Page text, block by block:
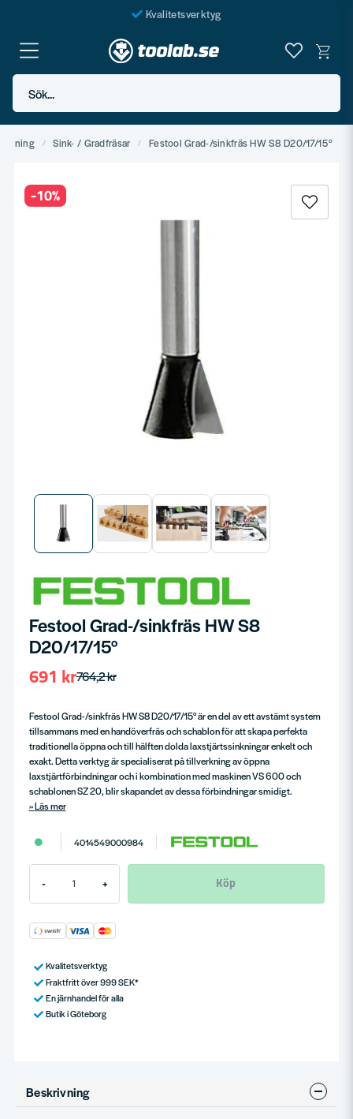
Kvalitetsverktyg
Fraktfritt över 999 SEK*
En järnhandel för alla
Sök...
Sink- / Gradfräsar Festool Grad-/sinkfräs HW S8 D20/17/15°
-10%
Festool Grad-/sinkfräs HW S8
D20/17/15°
764,2 kr
691 kr
Festool Grad-/sinkfräs HW S8 D20/17/15° är en del av ett avstämt system
tillsammans med en handöverfräs och schablon för att skapa perfekta
traditionella öppna och till hälften dolda laxstjärtssinkningar enkelt och
exakt. Detta verktyg är specialiserat på tillverkning av öppna
laxstjärtförbindningar och i kombination med maskinen VS 600 och
schablonen SZ 20, blir skapandet av dessa förbindningar smidigt.
Läs mer
4014549000984
- + Köp
Kvalitetsverktyg
Fraktfritt över 999 SEK*
En järnhandel för alla
Butik i Göteborg
Beskrivning